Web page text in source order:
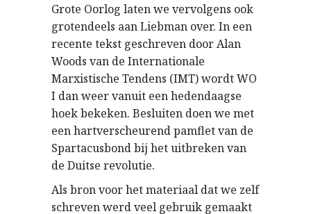
Grote Oorlog laten we vervolgens ook
grotendeels aan Liebman over. In een
recente tekst geschreven door Alan
Woods van de Internationale
Marxistische Tendens (IMT) wordt WO
I dan weer vanuit een hedendaagse
hoek bekeken. Besluiten doen we met
een hartverscheurend pamflet van de
Spartacusbond bij het uitbreken van
de Duitse revolutie.
Als bron voor het materiaal dat we zelf
schreven werd veel gebruik gemaakt